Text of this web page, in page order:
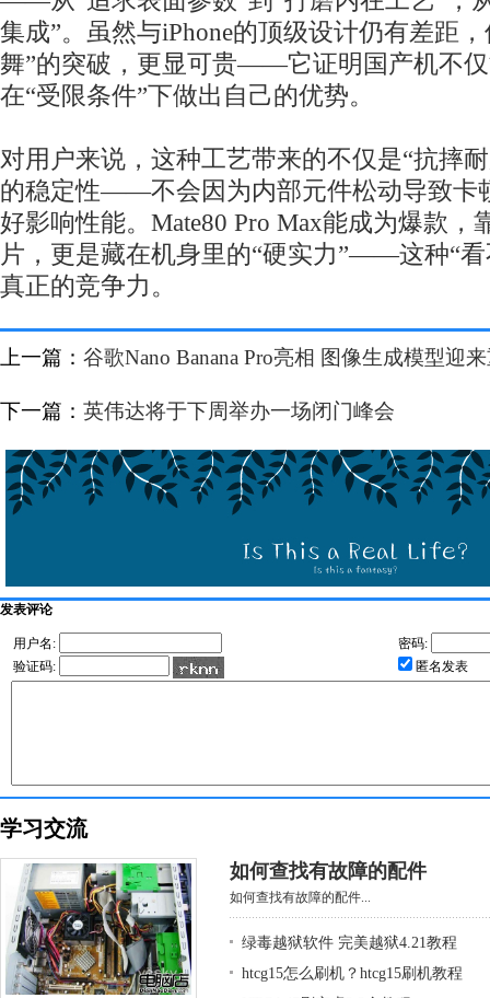
集成”。虽然与iPhone的顶级设计仍有差距
舞”的突破，更显可贵——它证明国产机不仅
在“受限条件”下做出自己的优势。
对用户来说，这种工艺带来的不仅是“抗摔
的稳定性——不会因为内部元件松动导致卡
好影响性能。Mate80 Pro Max能成为爆款，
片，更是藏在机身里的“硬实力”——这种“
真正的竞争力。
上一篇： 谷歌Nano Banana Pro亮相 图像生成模型迎
下一篇： 英伟达将于下周举办一场闭门峰会
发表评论
用户名:
密码:
验证码:
匿名发表
学习交流
如何查找有故障的配件
如何查找有故障的配件...
绿毒越狱软件 完美越狱4.21教程
htcg15怎么刷机？htcg15刷机教程